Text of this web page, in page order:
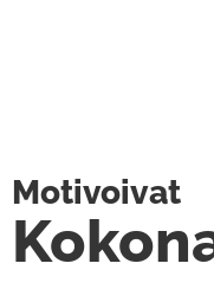
Motivoivat